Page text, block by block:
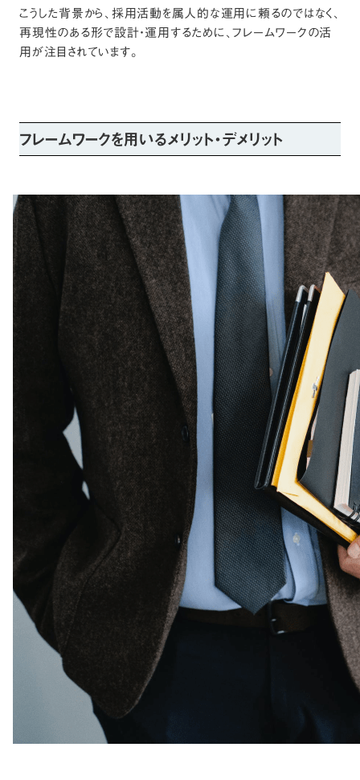
こうした背景から、採用活動を属人的な運用に頼るのではなく、
再現性のある形で設計・運用するために、フレームワークの活
用が注目されています。
フレームワークを用いるメリット・デメリット